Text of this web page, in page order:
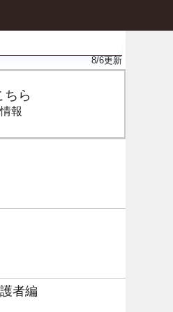
8/6更新
ちら
報
者編